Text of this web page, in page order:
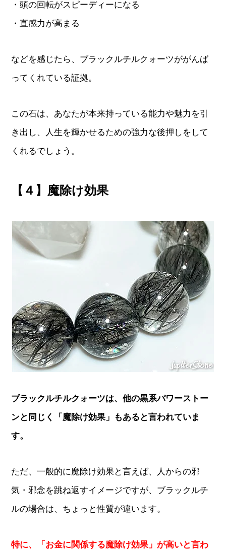
・頭の回転がスピーディーになる
・直感力が高まる
などを感じたら、ブラックルチルクォーツががんば
ってくれている証拠。
この石は、あなたが本来持っている能力や魅力を引
き出し、人生を輝かせるための強力な後押しをして
くれるでしょう。
【４】魔除け効果
ブラックルチルクォーツは、他の黒系パワーストー
ンと同じく「魔除け効果」もあると言われていま
す。
ただ、一般的に魔除け効果と言えば、人からの邪
気・邪念を跳ね返すイメージですが、ブラックルチ
ルの場合は、ちょっと性質が違います。
特に、「お金に関係する魔除け効果」が高いと言わ